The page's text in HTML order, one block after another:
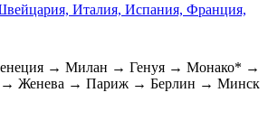
Италия, Испания, Франция,
→ Милан → Генуя → Монако* →
→ Женева → Париж → Берлин → Минск